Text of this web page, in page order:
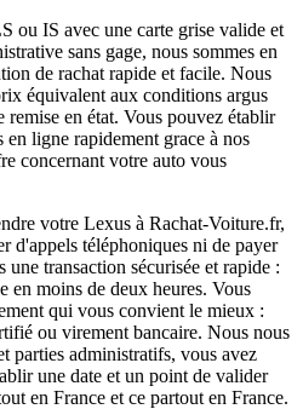
ou IS avec une carte grise valide et
sans gage, nous sommes en
de rachat rapide et facile. Nous
équivalent aux conditions argus
remise en état. Vous pouvez établir
ligne rapidement grace à nos
concernant votre auto vous
votre Lexus à Rachat-Voiture.fr,
d'appels téléphoniques ni de payer
transaction sécurisée et rapide :
en moins de deux heures. Vous
qui vous convient le mieux :
ou virement bancaire. Nous nous
parties administratifs, vous avez
une date et un point de valider
en France et ce partout en France.